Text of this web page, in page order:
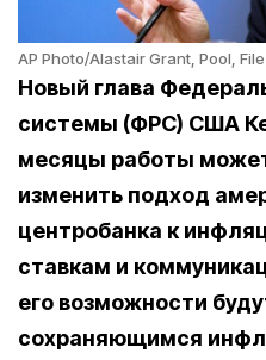
AP Photo/Alastair Grant, Pool, File
Новый глава
системы (ФРС) США
месяцы работы
изменить подход
центробанка к
ставкам и
его возможности
сохраняющимся